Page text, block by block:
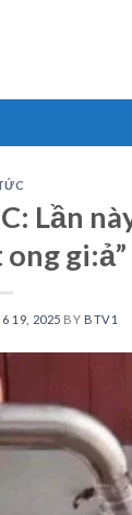
Lần
19, 2025 BY BTV1